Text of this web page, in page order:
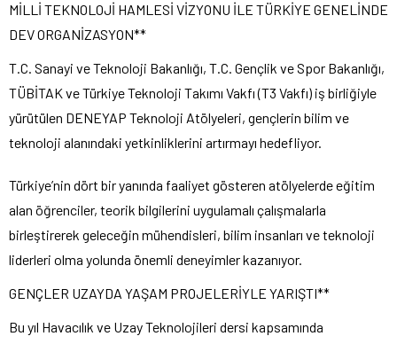
MİLLİ TEKNOLOJİ HAMLESİ VİZYONU İLE TÜRKİYE GENELİNDE
DEV ORGANİZASYON**
T.C. Sanayi ve Teknoloji Bakanlığı, T.C. Gençlik ve Spor Bakanlığı,
TÜBİTAK ve Türkiye Teknoloji Takımı Vakfı (T3 Vakfı) iş birliğiyle
yürütülen DENEYAP Teknoloji Atölyeleri, gençlerin bilim ve
teknoloji alanındaki yetkinliklerini artırmayı hedefliyor.
Türkiye’nin dört bir yanında faaliyet gösteren atölyelerde eğitim
alan öğrenciler, teorik bilgilerini uygulamalı çalışmalarla
birleştirerek geleceğin mühendisleri, bilim insanları ve teknoloji
liderleri olma yolunda önemli deneyimler kazanıyor.
GENÇLER UZAYDA YAŞAM PROJELERİYLE YARIŞTI**
Bu yıl Havacılık ve Uzay Teknolojileri dersi kapsamında